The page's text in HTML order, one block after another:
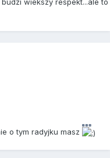
wiekszy respekt...ale to
o tym radyjku masz